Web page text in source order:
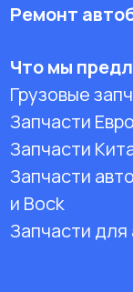
Ремонт
Что мы
Грузовые
Запчасти
Запчасти
Запчасти
и Bock
Запчасти